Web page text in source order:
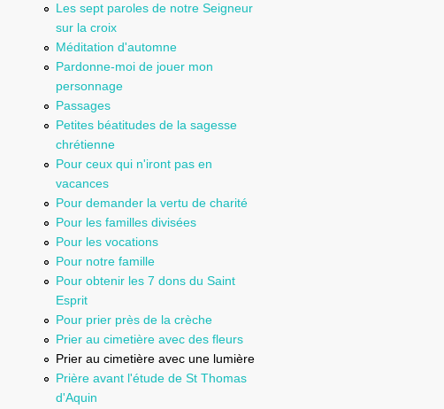
Les sept paroles de notre Seigneur
sur la croix
Méditation d'automne
Pardonne-moi de jouer mon
personnage
Passages
Petites béatitudes de la sagesse
chrétienne
Pour ceux qui n'iront pas en
vacances
Pour demander la vertu de charité
Pour les familles divisées
Pour les vocations
Pour notre famille
Pour obtenir les 7 dons du Saint
Esprit
Pour prier près de la crèche
Prier au cimetière avec des fleurs
Prier au cimetière avec une lumière
Prière avant l'étude de St Thomas
d'Aquin